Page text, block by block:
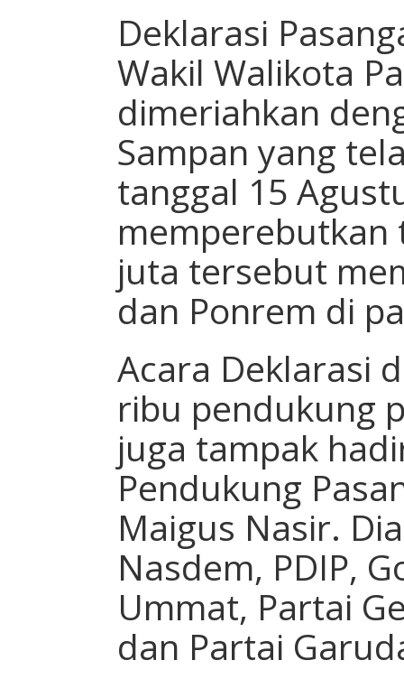
Deklarasi
Wakil Walikota
dimeriahkan
Sampan yang
tanggal 15
juta tersebut
dan Ponrem di
Acara Deklarasi
ribu pendukung
juga tampak
Pendukung
Maigus Nasir.
Nasdem, PDIP,
Ummat, Partai
dan Partai